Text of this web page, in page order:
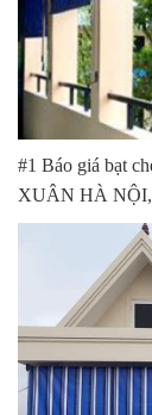
#1 Báo giá bạt
XUÂN HÀ NỘI,